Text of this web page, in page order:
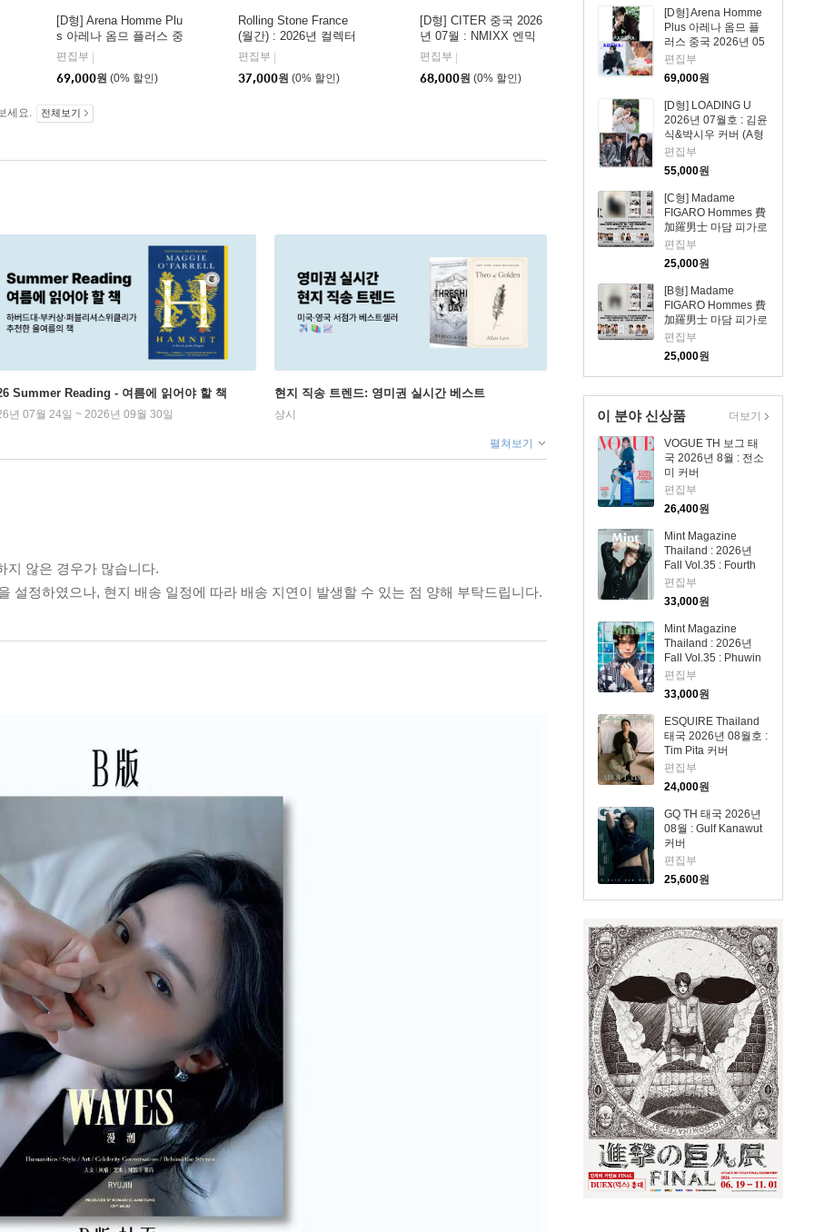
지+B형 잡지+C형 잡
지+랜덤 카드 35장
+인생 네컷 1장)
[D형] Arena Homme
Plus 아레나 옴므 플
러스 중국 2026년 05
월 : 라이즈 (RIIZE) 원
빈 커버 (A형 잡지+B
형 잡지+C형 잡지+애
장판 잡지+카드 15장
+인생네컷 1장)
편집부
69,000원
[D형] LOADING U
2026년 07월호 : 김윤
식&박시우 커버 (A형
잡지+B형 잡지+C형
잡지+카드 18장)
편집부
55,000원
[C형] Madame
FIGARO Hommes 費
加羅男士 마담 피가로
옴므 비가라남사 중국
2026년 08월 : 김윤식
&박시우 커버 (표지
미정 / C형 잡지+랜덤
카드 8장: 두 사람 카
드 6장+개인카드 시
우, 윤식 각 1장)
편집부
25,000원
[B형] Madame
FIGARO Hommes 費
加羅男士 마담 피가로
옴므 비가라남사 중국
2026년 08월 : 김윤식
&박시우 커버 (표지
미정 / B형 잡지+랜덤
카드 8장: 두 사람 카
드 6장+개인카드 시
우 2장)
편집부
25,000원
이 분야 신상품
VOGUE TH 보그 태
국 2026년 8월 : 전소
미 커버
편집부
26,400원
Mint Magazine
Thailand : 2026년
Fall Vol.35 : Fourth
Nattawat 커버
편집부
33,000원
Mint Magazine
Thailand : 2026년
Fall Vol.35 : Phuwin
커버
편집부
33,000원
ESQUIRE Thailand
태국 2026년 08월호 :
Tim Pita 커버
편집부
24,000원
GQ TH 태국 2026년
08월 : Gulf Kanawut
커버
편집부
25,600원
더보기
[D형] Arena Homme Plu
s 아레나 옴므 플러스 중
국 2026년 05월 : 라이즈
(RIIZE) 원빈 커버 (A형
잡지+B형 잡지+C형 잡
5장+인생네컷 1장)
편집부
69,000원 (0% 할인)
Rolling Stone France
(월간) : 2026년 컬렉터
스 에디션 BTS 특집호
(포스터 포함)
편집부
37,000원 (0% 할인)
[D형] CITER 중국 2026
년 07월 : NMIXX 엔믹
스 지우 커버 (A형 잡지
+B형 잡지+C형 잡지
+카드 24장+인생네컷 2
편집부
68,000원 (0% 할인)
세요. 전체보기
Summer Reading - 여름에 읽어야 할 책
년 07월 24일 ~ 2026년 09월 30일
현지 직송 트렌드: 영미권 실시간 베스트
상시
펼쳐보기
지 않은 경우가 많습니다.
설정하였으나, 현지 배송 일정에 따라 배송 지연이 발생할 수 있는 점 양해 부탁드립니다.